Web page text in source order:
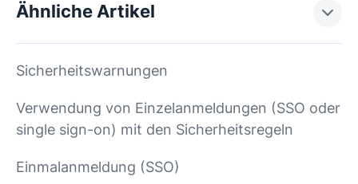
Ähnliche Artikel
Sicherheitswarnungen
Verwendung von Einzelanmeldungen (SSO oder
single sign-on) mit den Sicherheitsregeln
Einmalanmeldung (SSO)